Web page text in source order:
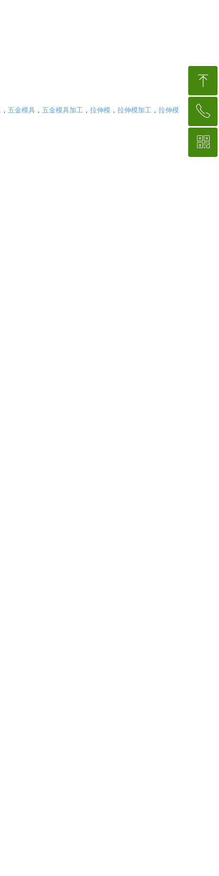
， 五金模具 ， 五金模具加工 ， 拉伸模 ， 拉伸模加工 ， 拉伸模
ꁸ
回到顶部
ꂅ
15767554018
ꀥ